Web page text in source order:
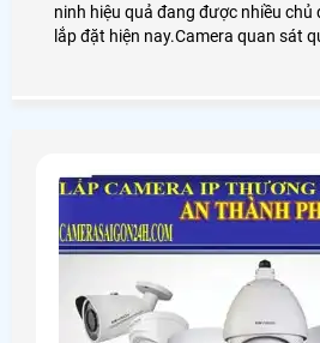
ninh hiệu quả đang được nhiều chủ
lắp đặt hiện nay.Camera quan sát